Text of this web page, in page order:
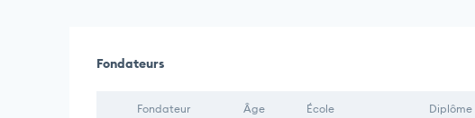
Fondateurs
Fondateur Âge École Diplôme